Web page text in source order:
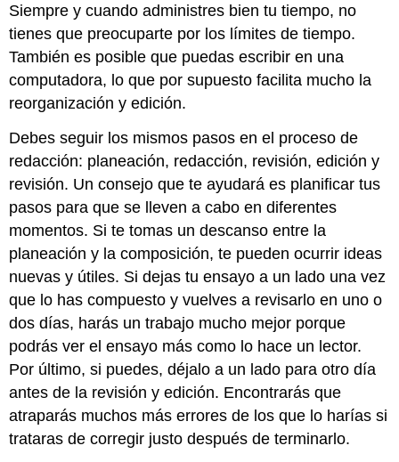
Siempre y cuando administres bien tu tiempo, no
tienes que preocuparte por los límites de tiempo.
También es posible que puedas escribir en una
computadora, lo que por supuesto facilita mucho la
reorganización y edición.
Debes seguir los mismos pasos en el proceso de
redacción: planeación, redacción, revisión, edición y
revisión. Un consejo que te ayudará es planificar tus
pasos para que se lleven a cabo en diferentes
momentos. Si te tomas un descanso entre la
planeación y la composición, te pueden ocurrir ideas
nuevas y útiles. Si dejas tu ensayo a un lado una vez
que lo has compuesto y vuelves a revisarlo en uno o
dos días, harás un trabajo mucho mejor porque
podrás ver el ensayo más como lo hace un lector.
Por último, si puedes, déjalo a un lado para otro día
antes de la revisión y edición. Encontrarás que
atraparás muchos más errores de los que lo harías si
trataras de corregir justo después de terminarlo.